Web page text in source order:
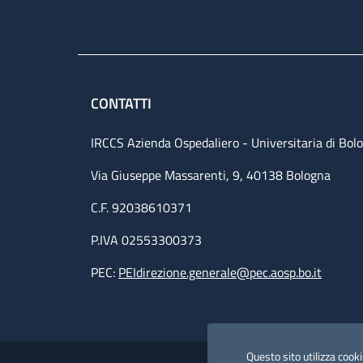
Questo sito utilizza
CONTATTI
IRCCS Azienda Ospedaliero - Universitaria di
Via Giuseppe Massarenti, 9, 40138 Bologna
C.F. 92038610371
P.IVA 02553300373
PEC: PEIdirezione.generale@pec.aosp.bo.it